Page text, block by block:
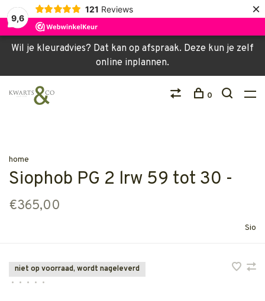
9,6
121 Reviews ×
Wil je kleuradvies? Dat kan op afspraak. Deze kun je zelf
online inplannen.
0
home
Siophob PG 2 lrw 59 tot 30 -
€365,00
Sio
niet op voorraad, wordt nageleverd
•
• • • •